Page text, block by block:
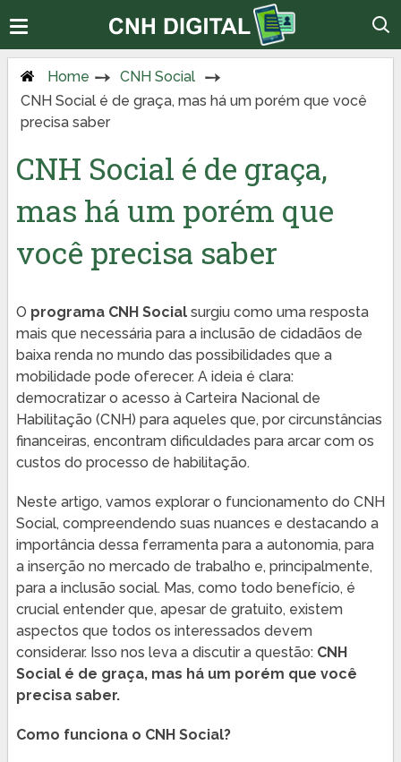
Home
CNH Social
CNH Social é de graça, mas há um porém que você
precisa saber
CNH Social é de graça,
mas há um porém que
você precisa saber
O programa CNH Socialsurgiu como uma resposta
mais que necessária para a inclusão de cidadãos de
baixa renda no mundo das possibilidades que a
mobilidade pode oferecer. A ideia é clara:
democratizar o acesso à Carteira Nacional de
Habilitação (CNH) para aqueles que, por circunstâncias
financeiras, encontram dificuldades para arcar com os
custos do processo de habilitação.
Neste artigo, vamos explorar o funcionamento do CNH
Social, compreendendo suas nuances e destacando a
importância dessa ferramenta para a autonomia, para
a inserção no mercado de trabalho e, principalmente,
para a inclusão social. Mas, como todo benefício, é
crucial entender que, apesar de gratuito, existem
aspectos que todos os interessados devem
considerar. Isso nos leva a discutir a questão: CNH
Social é de graça, mas há um porém que você
precisa saber.
Como funciona o CNH Social?